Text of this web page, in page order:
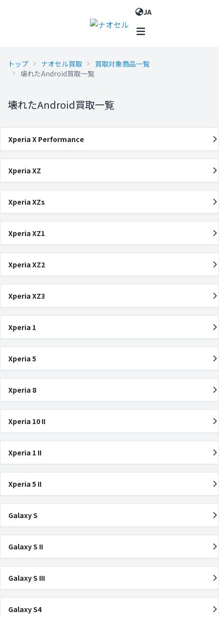
JA
トップ ナオセル買取
買取対象商品一覧
壊れたAndroid買取一覧
壊れたAndroid買取一覧
Xperia X Performance
Xperia XZ
Xperia XZs
Xperia XZ1
Xperia XZ2
Xperia XZ3
Xperia 1
Xperia 5
Xperia 8
Xperia 10 II
Xperia 1 II
Xperia 5 II
Galaxy S
Galaxy S II
Galaxy S III
Galaxy S4